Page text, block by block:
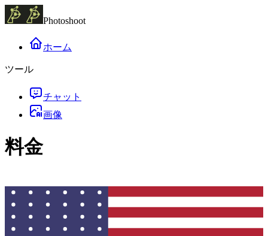
Photoshoot
ホーム
ツール
チャット
画像
料金